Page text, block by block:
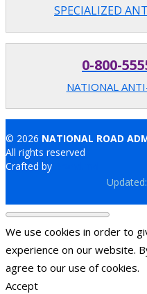
SPECIALIZED
0-800-
NATIONAL
© 2026 NATIONAL ROAD
All rights reserved
Crafted by
We use cookies in order to
experience on our website.
agree to our use of cookies.
Accept